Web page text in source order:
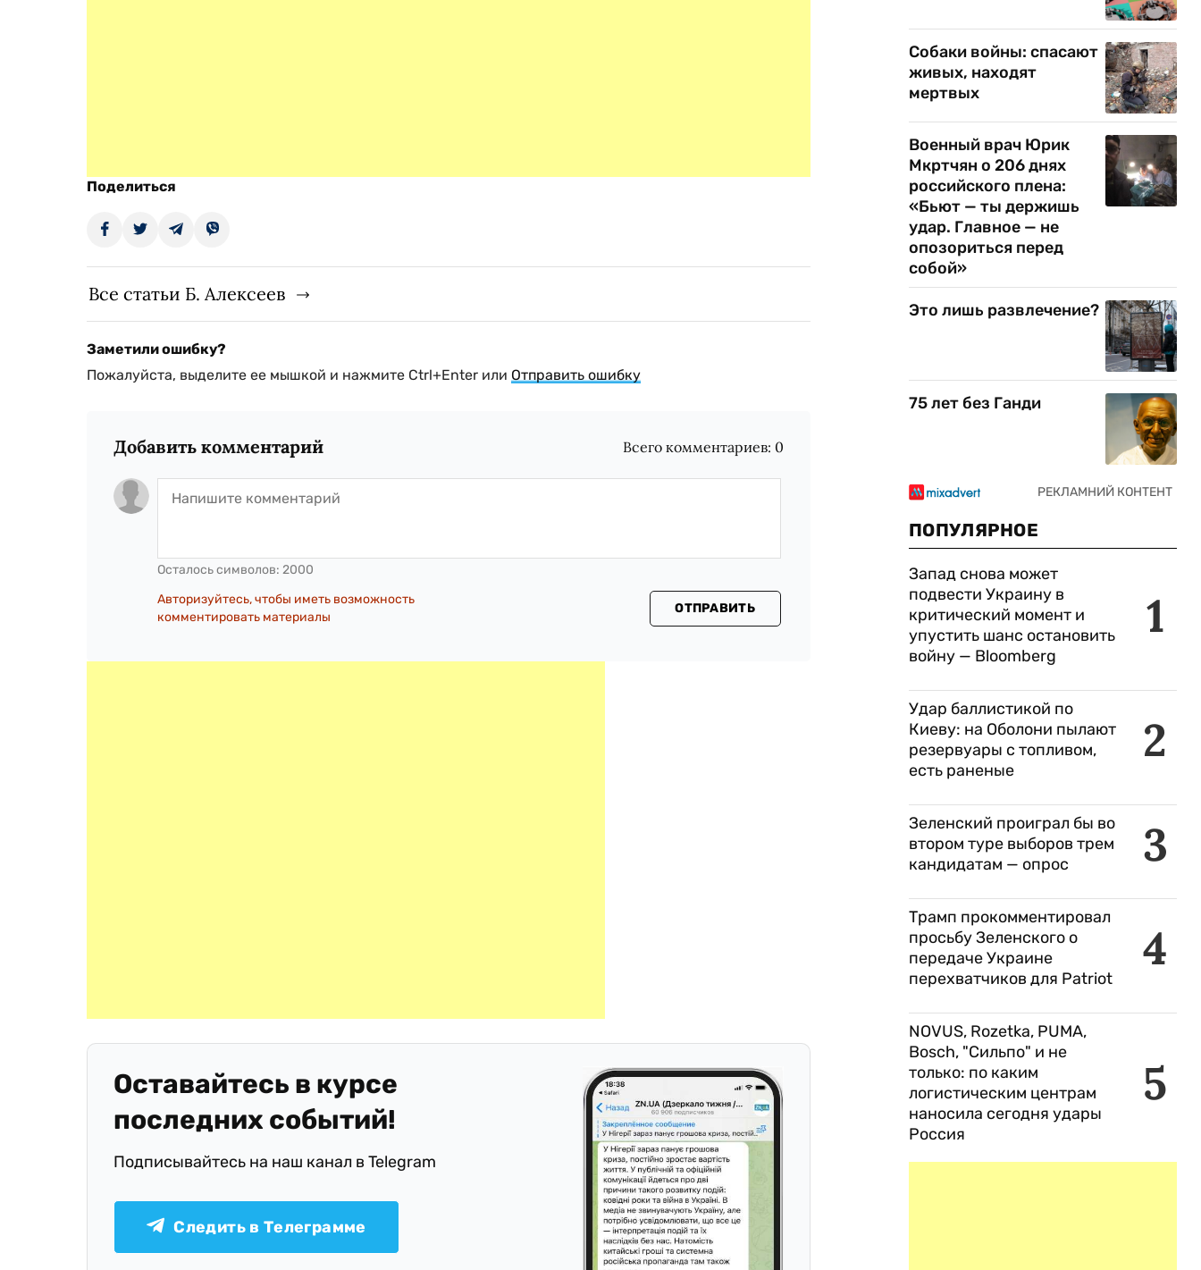
Поделиться
Все статьи Б. Алексеев
Заметили ошибку?
Пожалуйста, выделите ее мышкой и нажмите Ctrl+Enter или Отправить ошибку
Добавить комментарий Всего комментариев: 0
Осталось символов: 2000
Авторизуйтесь, чтобы иметь возможность
комментировать материалы
ОТПРАВИТЬ
Оставайтесь в курсе
последних событий!
Подписывайтесь на наш канал в Telegram
Следить в Телеграмме
Собаки войны: спасают
живых, находят
мертвых
Военный врач Юрик
Мкртчян о 206 днях
российского плена:
«Бьют — ты держишь
удар. Главное — не
опозориться перед
собой»
Это лишь развлечение?
75 лет без Ганди
ПОПУЛЯРНОЕ
1
Запад снова может
подвести Украину в
критический момент и
упустить шанс остановить
войну — Bloomberg
2
Удар баллистикой по
Киеву: на Оболони пылают
резервуары с топливом,
есть раненые
3
Зеленский проиграл бы во
втором туре выборов трем
кандидатам — опрос
4
Трамп прокомментировал
просьбу Зеленского о
передаче Украине
перехватчиков для Patriot
5
NOVUS, Rozetka, PUMA,
Bosch, "Сильпо" и не
только: по каким
логистическим центрам
наносила сегодня удары
Россия